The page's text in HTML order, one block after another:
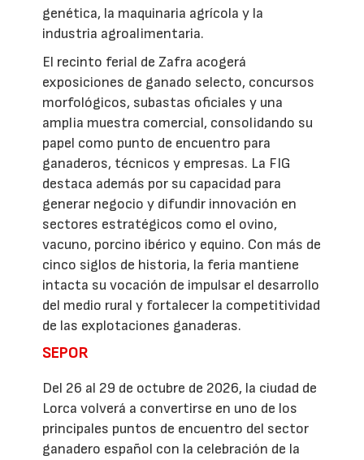
genética, la maquinaria agrícola y la
industria agroalimentaria.
El recinto ferial de Zafra acogerá
exposiciones de ganado selecto, concursos
morfológicos, subastas oficiales y una
amplia muestra comercial, consolidando su
papel como punto de encuentro para
ganaderos, técnicos y empresas. La FIG
destaca además por su capacidad para
generar negocio y difundir innovación en
sectores estratégicos como el ovino,
vacuno, porcino ibérico y equino. Con más de
cinco siglos de historia, la feria mantiene
intacta su vocación de impulsar el desarrollo
del medio rural y fortalecer la competitividad
de las explotaciones ganaderas.
SEPOR
Del 26 al 29 de octubre de 2026, la ciudad de
Lorca volverá a convertirse en uno de los
principales puntos de encuentro del sector
ganadero español con la celebración de la